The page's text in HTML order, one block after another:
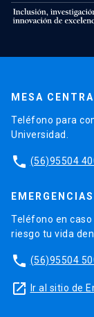
MESA
Teléfono para
Universidad.
phone (56)95504
Teléfono en
riesgo tu vida
phone (56)95504
launch Ir al sitio de